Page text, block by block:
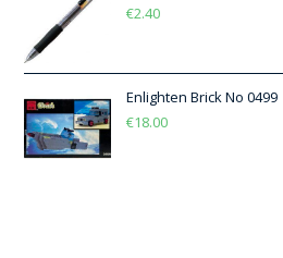
€2.40
Enlighten Brick No 0499
€18.00